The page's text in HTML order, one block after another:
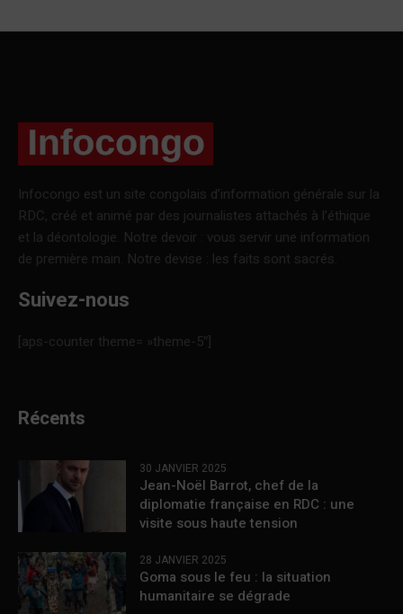
Infocongo est un site congolais d’information générale sur la
RDC, créé et animé par des journalistes attachés à l’éthique
et la déontologie. Notre devoir : vous servir une information
de première main. Notre devise : les faits sont sacrés.
Suivez-nous
[aps-counter theme= »theme-5″]
Récents
30 JANVIER 2025
Jean-Noël Barrot, chef de la
diplomatie française en RDC : une
visite sous haute tension
28 JANVIER 2025
Goma sous le feu : la situation
humanitaire se dégrade